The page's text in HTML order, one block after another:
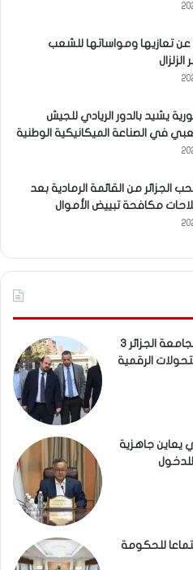
عن تعازيها ومواساتها للشعب
الزلزال
يشيد بالدور الريادي للجيش
في الصناعة الميكانيكية الوطنية
الجزائر من القائمة الرمادية بعد
مكافحة تبييض الأموال
بالأرقام.. كلية العلوم الاقتصادية بجامعة الجزائر 3
الرقمية
يعاين جاهزية
للحكومة